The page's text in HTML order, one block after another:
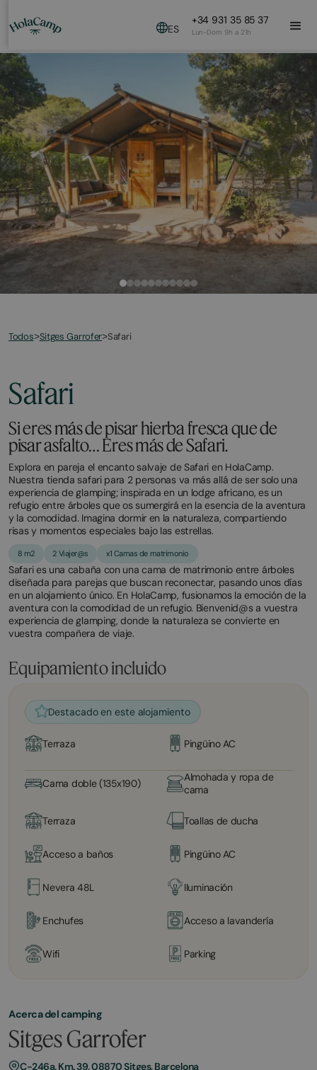
ES
+34 931 35 85 37
Lun-Dom 9h a 21h
Todos>Sitges Garrofer>Safari
Safari
Si eres más de pisar hierba fresca que de
pisar asfalto… Eres más de Safari.
Explora en pareja el encanto salvaje de Safari en HolaCamp.
Nuestra tienda safari para 2 personas va más allá de ser solo una
experiencia de glamping; inspirada en un lodge africano, es un
refugio entre árboles que os sumergirá en la esencia de la aventura
y la comodidad. Imagina dormir en la naturaleza, compartiendo
risas y momentos especiales bajo las estrellas.
8 m2 2 Viajer@s x1 Camas de matrimonio
Safari es una cabaña con una cama de matrimonio entre árboles
diseñada para parejas que buscan reconectar, pasando unos días
en un alojamiento único. En HolaCamp, fusionamos la emoción de la
aventura con la comodidad de un refugio. Bienvenid@s a vuestra
experiencia de glamping, donde la naturaleza se convierte en
vuestra compañera de viaje.
Equipamiento incluido
Destacado en este alojamiento
Terraza Pingüino AC
Cama doble (135x190)
Almohada y ropa de
cama
Terraza Toallas de ducha
Acceso a baños Pingüino AC
Nevera 48L Iluminación
Enchufes Acceso a lavandería
Wifi Parking
Acerca del camping
Sitges Garrofer
C-246a, Km. 39, 08870 Sitges, Barcelona